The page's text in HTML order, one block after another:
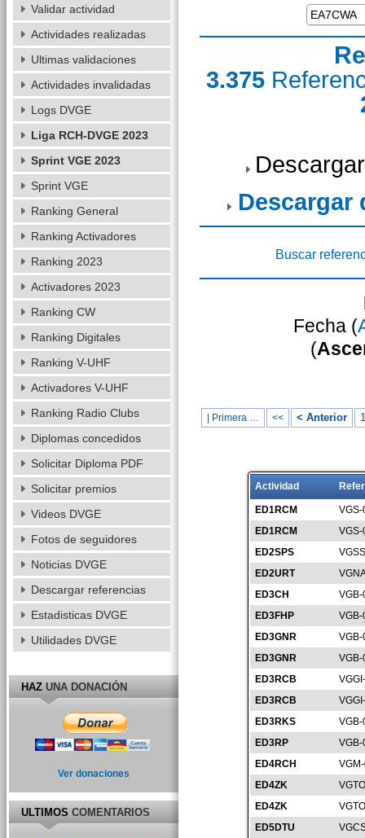
3.375
Descargar
Buscar
Fecha (
(
| Primera … << < Anterior
Actividad
ED1RCM
ED1RCM
ED2SPS
ED2URT
ED3CH
ED3FHP
ED3GNR
ED3GNR
ED3RCB
ED3RCB
ED3RKS
ED3RP
VGB-
ED4RCH
ED4ZK
ED4ZK
ED5DTU
Validar actividad
Actividades realizadas
Ultimas validaciones
Actividades invalidadas
Logs DVGE
Liga RCH-DVGE 2023
Sprint VGE 2023
Sprint VGE
Ranking General
Ranking Activadores
Ranking 2023
Activadores 2023
Ranking CW
Ranking Digitales
Ranking V-UHF
Activadores V-UHF
Ranking Radio Clubs
Diplomas concedidos
Solicitar Diploma PDF
Solicitar premios
Videos DVGE
Fotos de seguidores
Noticias DVGE
Descargar referencias
Estadisticas DVGE
Utilidades DVGE
HAZUNA DONACIÓN
Ver donaciones
ULTIMOSCOMENTARIOS